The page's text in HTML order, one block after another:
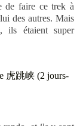
de faire ce trek à
des autres. Mais
ils étaient super